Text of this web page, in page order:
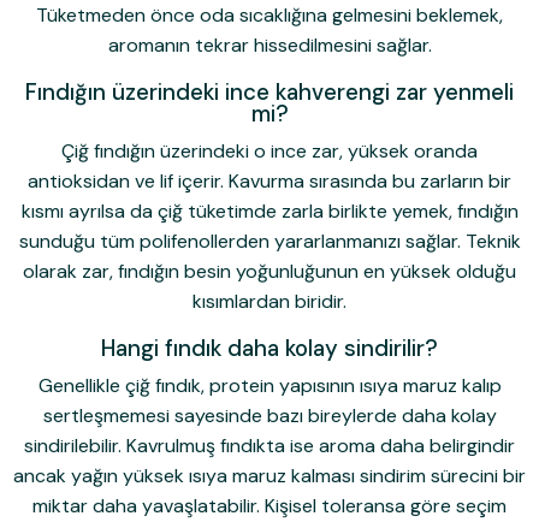
Tüketmeden önce oda sıcaklığına gelmesini beklemek,
aromanın tekrar hissedilmesini sağlar.
Fındığın üzerindeki ince kahverengi zar yenmeli
mi?
Çiğ fındığın üzerindeki o ince zar, yüksek oranda
antioksidan ve lif içerir. Kavurma sırasında bu zarların bir
kısmı ayrılsa da çiğ tüketimde zarla birlikte yemek, fındığın
sunduğu tüm polifenollerden yararlanmanızı sağlar. Teknik
olarak zar, fındığın besin yoğunluğunun en yüksek olduğu
kısımlardan biridir.
Hangi fındık daha kolay sindirilir?
Genellikle çiğ fındık, protein yapısının ısıya maruz kalıp
sertleşmemesi sayesinde bazı bireylerde daha kolay
sindirilebilir. Kavrulmuş fındıkta ise aroma daha belirgindir
ancak yağın yüksek ısıya maruz kalması sindirim sürecini bir
miktar daha yavaşlatabilir. Kişisel toleransa göre seçim